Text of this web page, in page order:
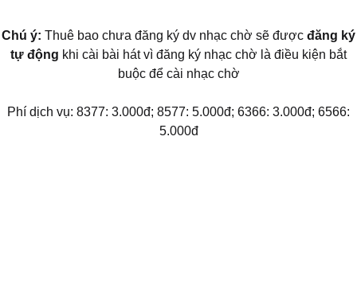
Chú ý: Thuê bao chưa đăng ký dv nhạc chờ sẽ được đăng ký
tự động khi cài bài hát vì đăng ký nhạc chờ là điều kiện bắt
buộc để cài nhạc chờ
Phí dịch vụ: 8377: 3.000đ; 8577: 5.000đ; 6366: 3.000đ; 6566:
5.000đ